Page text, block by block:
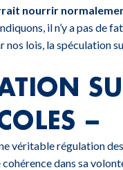
nourrir
il n’y a pas de
lois, la spéculation
–
véritable régulation
dans sa